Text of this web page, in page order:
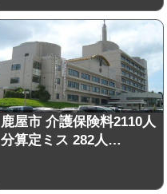
鹿屋市 介護保険料2110人
分算定ミス 282人…